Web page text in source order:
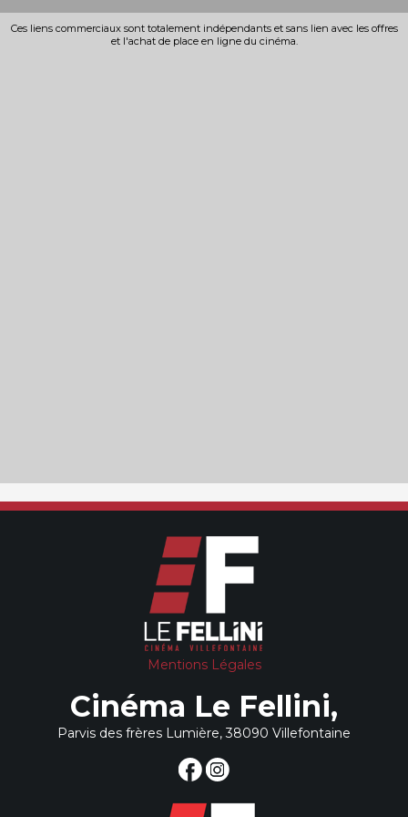
Ces liens commerciaux sont totalement indépendants et sans lien avec les offres
et l'achat de place en ligne du cinéma.
Mentions Légales
Cinéma Le Fellini,
Parvis des frères Lumière, 38090 Villefontaine